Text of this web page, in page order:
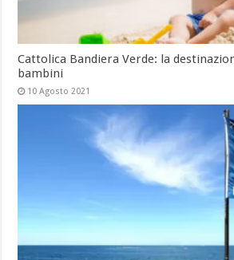
Cattolica Bandiera Verde: la
bambini
10 Agosto 2021